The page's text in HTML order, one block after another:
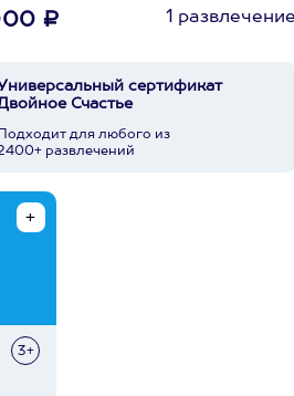
₽ 1
сертификат
Счастье
Подходит для любого из
развлечений
3+